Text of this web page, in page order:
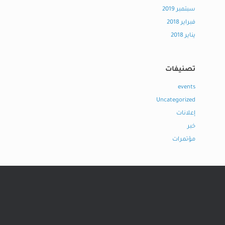
سبتمبر 2019
فبراير 2018
يناير 2018
تصنيفات
events
Uncategorized
إعلانات
خبر
مؤتمرات